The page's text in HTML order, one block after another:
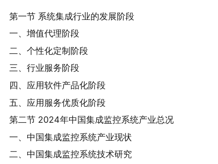
第一节 系统集成行业的发展阶段
一、增值代理阶段
二、个性化定制阶段
三、行业服务阶段
四、应用软件产品化阶段
五、应用服务优质化阶段
第二节 2024年中国集成监控系统产业总况
一、中国集成监控系统产业现状
二、中国集成监控系统技术研究